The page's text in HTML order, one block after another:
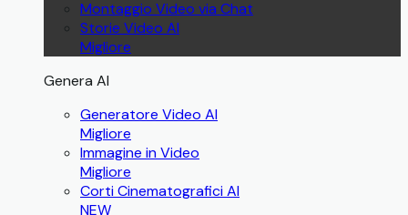
Montaggio Video via Chat
Storie Video AI
Migliore
Genera AI
Generatore Video AI
Migliore
Immagine in Video
Migliore
Corti Cinematografici AI
NEW